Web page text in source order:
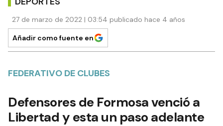
27 de marzo de 2022 | 03:54 publicado hace 4 años
Añadir como fuente en
FEDERATIVO DE CLUBES
Defensores de Formosa venció a
Libertad y esta un paso adelante